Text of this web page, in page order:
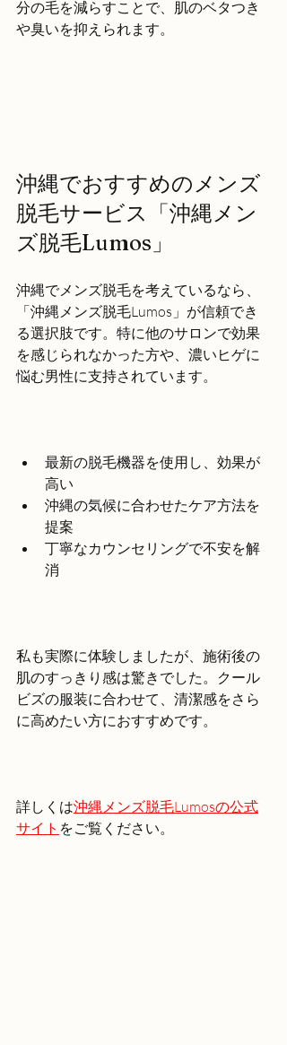
分の毛を減らすことで、肌のベタつき
や臭いを抑えられます。
沖縄でおすすめのメンズ
脱毛サービス「沖縄メン
ズ脱毛Lumos」
沖縄でメンズ脱毛を考えているなら、
「沖縄メンズ脱毛Lumos」が信頼でき
る選択肢です。特に他のサロンで効果
を感じられなかった方や、濃いヒゲに
悩む男性に支持されています。
最新の脱毛機器を使用し、効果が
高い
沖縄の気候に合わせたケア方法を
提案
丁寧なカウンセリングで不安を解
消
私も実際に体験しましたが、施術後の
肌のすっきり感は驚きでした。クール
ビズの服装に合わせて、清潔感をさら
に高めたい方におすすめです。
詳しくは沖縄メンズ脱毛Lumosの公式
サイト をご覧ください。